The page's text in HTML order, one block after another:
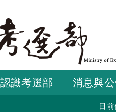
認識考選部 消息與
目前